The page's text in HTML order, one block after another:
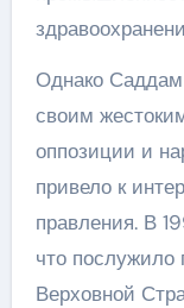
Однако Саддам
своим
оппозиции и
привело к
правления. В
что послужило
Верховной